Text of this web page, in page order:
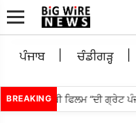
ਪੰਜਾਬ ਚੰਡੀਗੜ੍ਹ
BREAKING
ਵੱਲੋਂ ਪੰਜਾਬੀ ਫਿਲਮ “ਦੀ ਗ੍ਰੇਟ